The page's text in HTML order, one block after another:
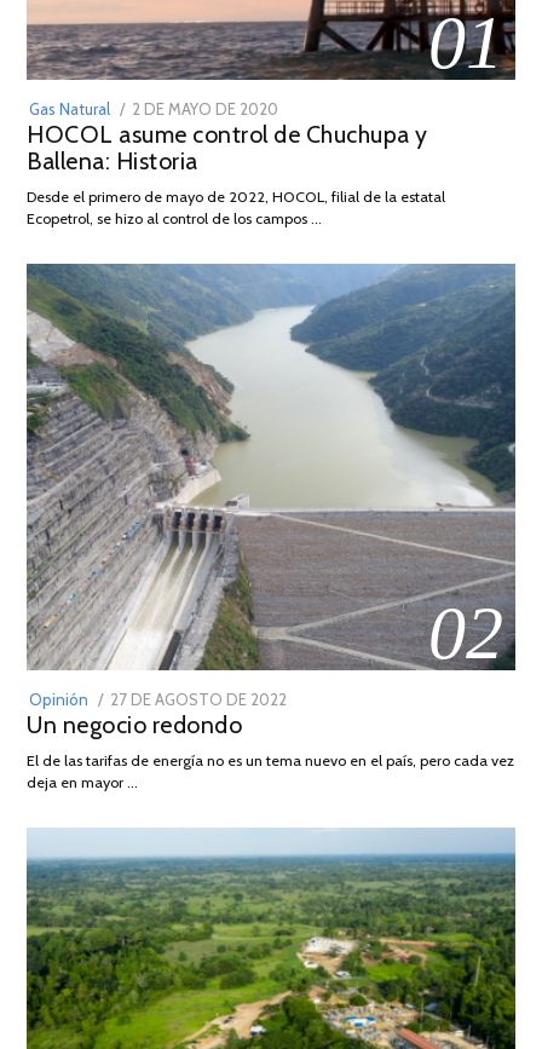
01
Gas Natural
POSTED
ON
2 DE MAYO DE 2020
DE
2026
HOCOL asume control de Chuchupa y
Ballena: Historia
Desde el primero de mayo de 2022, HOCOL, filial de la estatal
Ecopetrol, se hizo al control de los campos …
02
Opinión
POSTED
ON
27 DE AGOSTO DE 2022
DE
Un negocio redondo
El de las tarifas de energía no es un tema nuevo en el país, pero cada vez
deja en mayor …